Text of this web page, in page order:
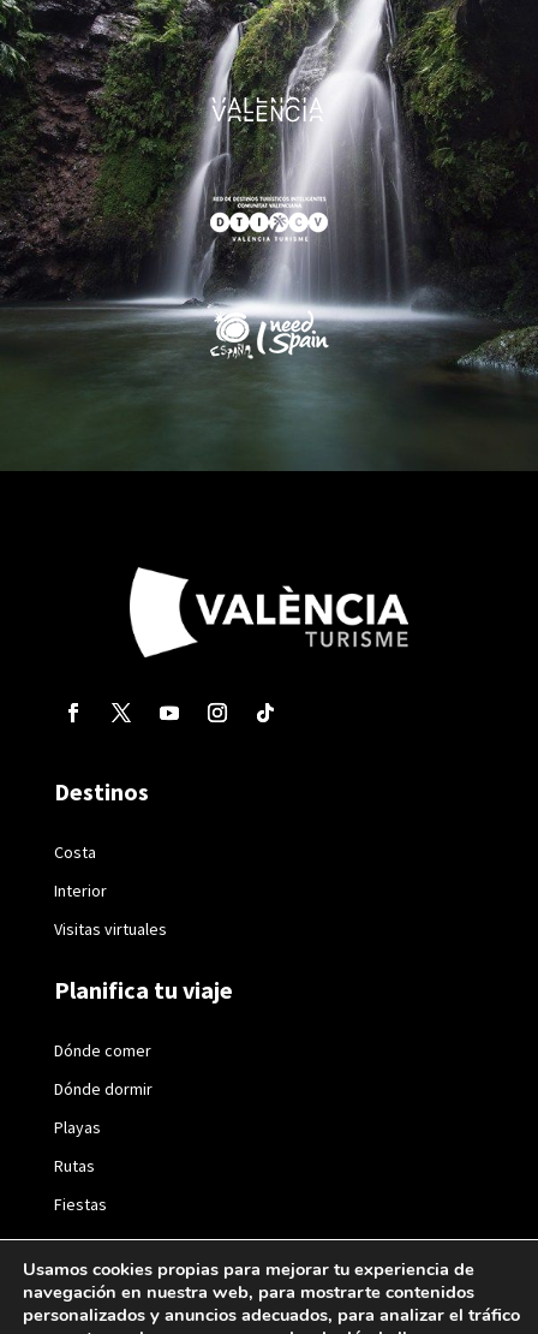
Destinos
Costa
Interior
Visitas virtuales
Planifica tu viaje
Dónde comer
Dónde dormir
Playas
Rutas
Fiestas
Usamos cookies propias para mejorar tu experiencia de
navegación en nuestra web, para mostrarte contenidos
personalizados y anuncios adecuados, para analizar el tráfico